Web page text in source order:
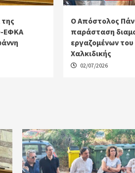
ΕΦΚΑ
Ο Απόστολος
παράσταση
εργαζομένων
Χαλκιδικής
02/07/2026